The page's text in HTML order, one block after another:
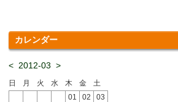
カレンダー
< 2012-03 >
日 月 火 水 木 金
土
01
02
03